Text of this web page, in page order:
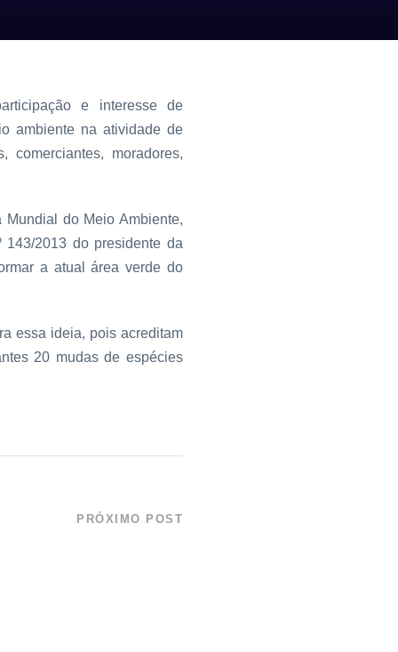
e interesse de
ambiente na atividade de
comerciantes, moradores,
do Meio Ambiente,
2013 do presidente da
a atual área verde do
essa ideia, pois acreditam
20 mudas de espécies
PRÓXIMO POST